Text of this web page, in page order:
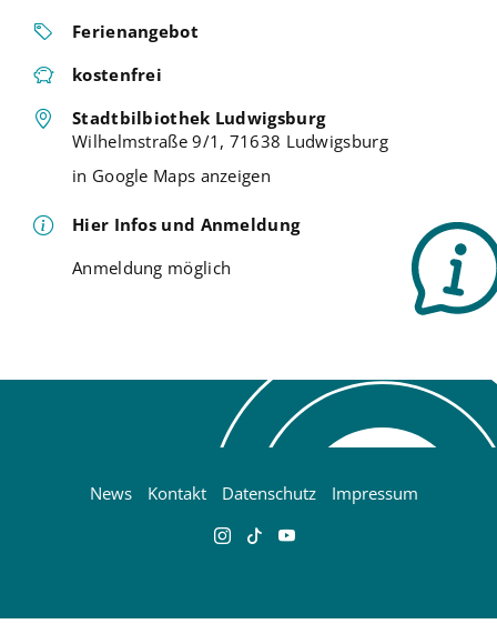
Ferienangebot
kostenfrei
Stadtbilbiothek Ludwigsburg
Wilhelmstraße 9/1, 71638 Ludwigsburg
in Google Maps anzeigen
Hier Infos und Anmeldung
Anmeldung möglich
News Kontakt Datenschutz Impressum